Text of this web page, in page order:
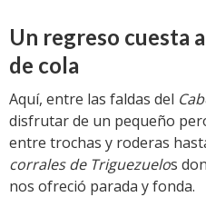
Un regreso cuesta
de cola
Aquí, entre las faldas del
disfrutar de un pequeño
entre trochas y roderas
corrales de Triguezuelos
nos ofreció parada y fonda.